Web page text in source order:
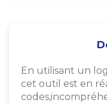
En utilisant un
cet outil est en